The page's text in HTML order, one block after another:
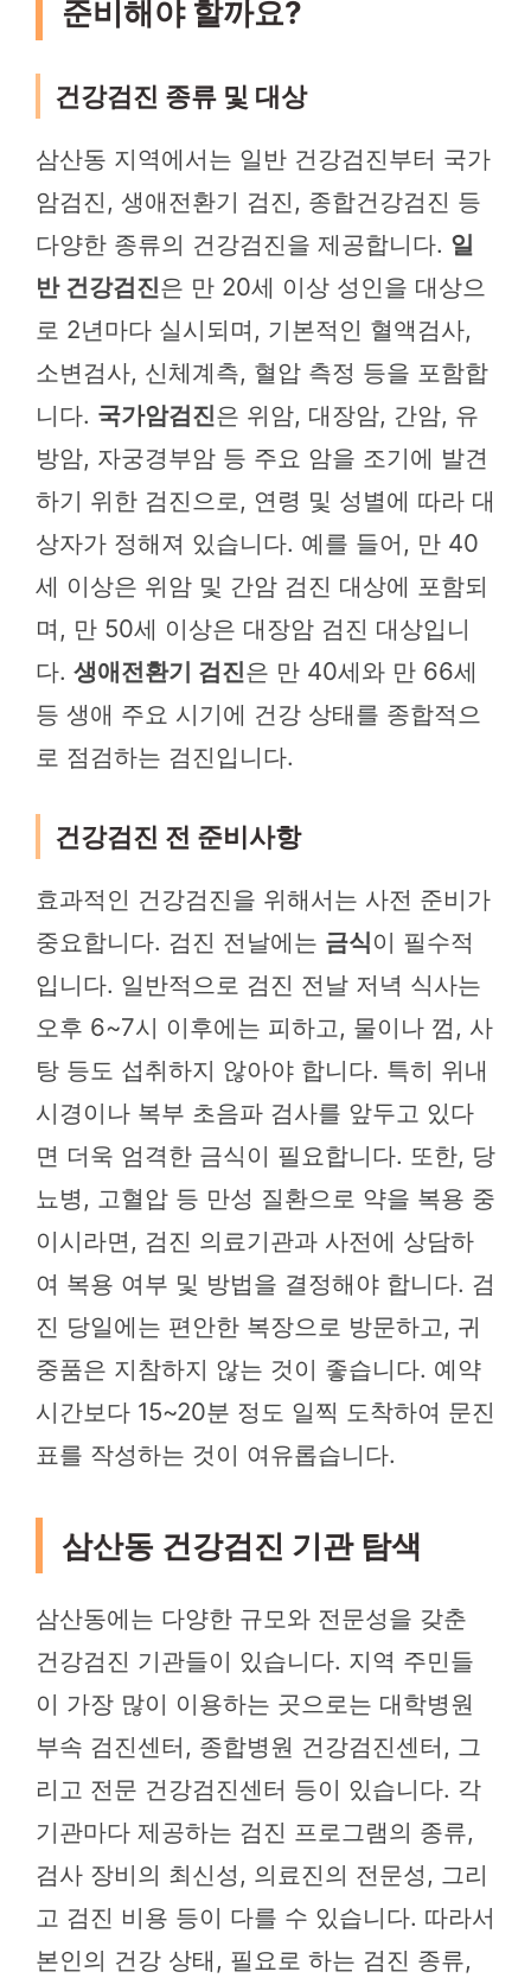
준비해야 할까요?
건강검진 종류 및 대상
삼산동 지역에서는 일반 건강검진부터 국가
암검진, 생애전환기 검진, 종합건강검진 등
다양한 종류의 건강검진을 제공합니다. 일
반 건강검진은 만 20세 이상 성인을 대상으
로 2년마다 실시되며, 기본적인 혈액검사,
소변검사, 신체계측, 혈압 측정 등을 포함합
니다. 국가암검진은 위암, 대장암, 간암, 유
방암, 자궁경부암 등 주요 암을 조기에 발견
하기 위한 검진으로, 연령 및 성별에 따라 대
상자가 정해져 있습니다. 예를 들어, 만 40
세 이상은 위암 및 간암 검진 대상에 포함되
며, 만 50세 이상은 대장암 검진 대상입니
다. 생애전환기 검진은 만 40세와 만 66세
등 생애 주요 시기에 건강 상태를 종합적으
로 점검하는 검진입니다.
건강검진 전 준비사항
효과적인 건강검진을 위해서는 사전 준비가
중요합니다. 검진 전날에는 금식이 필수적
입니다. 일반적으로 검진 전날 저녁 식사는
오후 6~7시 이후에는 피하고, 물이나 껌, 사
탕 등도 섭취하지 않아야 합니다. 특히 위내
시경이나 복부 초음파 검사를 앞두고 있다
면 더욱 엄격한 금식이 필요합니다. 또한, 당
뇨병, 고혈압 등 만성 질환으로 약을 복용 중
이시라면, 검진 의료기관과 사전에 상담하
여 복용 여부 및 방법을 결정해야 합니다. 검
진 당일에는 편안한 복장으로 방문하고, 귀
중품은 지참하지 않는 것이 좋습니다. 예약
시간보다 15~20분 정도 일찍 도착하여 문진
표를 작성하는 것이 여유롭습니다.
삼산동 건강검진 기관 탐색
삼산동에는 다양한 규모와 전문성을 갖춘
건강검진 기관들이 있습니다. 지역 주민들
이 가장 많이 이용하는 곳으로는 대학병원
부속 검진센터, 종합병원 건강검진센터, 그
리고 전문 건강검진센터 등이 있습니다. 각
기관마다 제공하는 검진 프로그램의 종류,
검사 장비의 최신성, 의료진의 전문성, 그리
고 검진 비용 등이 다를 수 있습니다. 따라서
본인의 건강 상태, 필요로 하는 검진 종류,